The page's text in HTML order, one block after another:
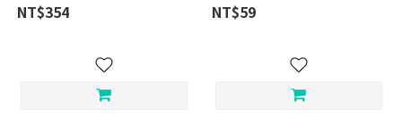
NT$354 NT$59